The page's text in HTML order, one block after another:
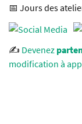
📅 Jours des
✍️ Devenez
modification à